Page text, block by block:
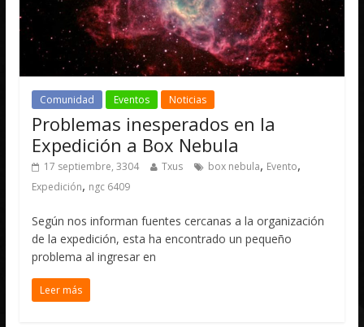
Comunidad Eventos Noticias
Problemas inesperados en la
Expedición a Box Nebula
17 septiembre, 3304 Txus box nebula, Evento,
Expedición, ngc 6409
Según nos informan fuentes cercanas a la organización
de la expedición, esta ha encontrado un pequeño
problema al ingresar en
Leer más